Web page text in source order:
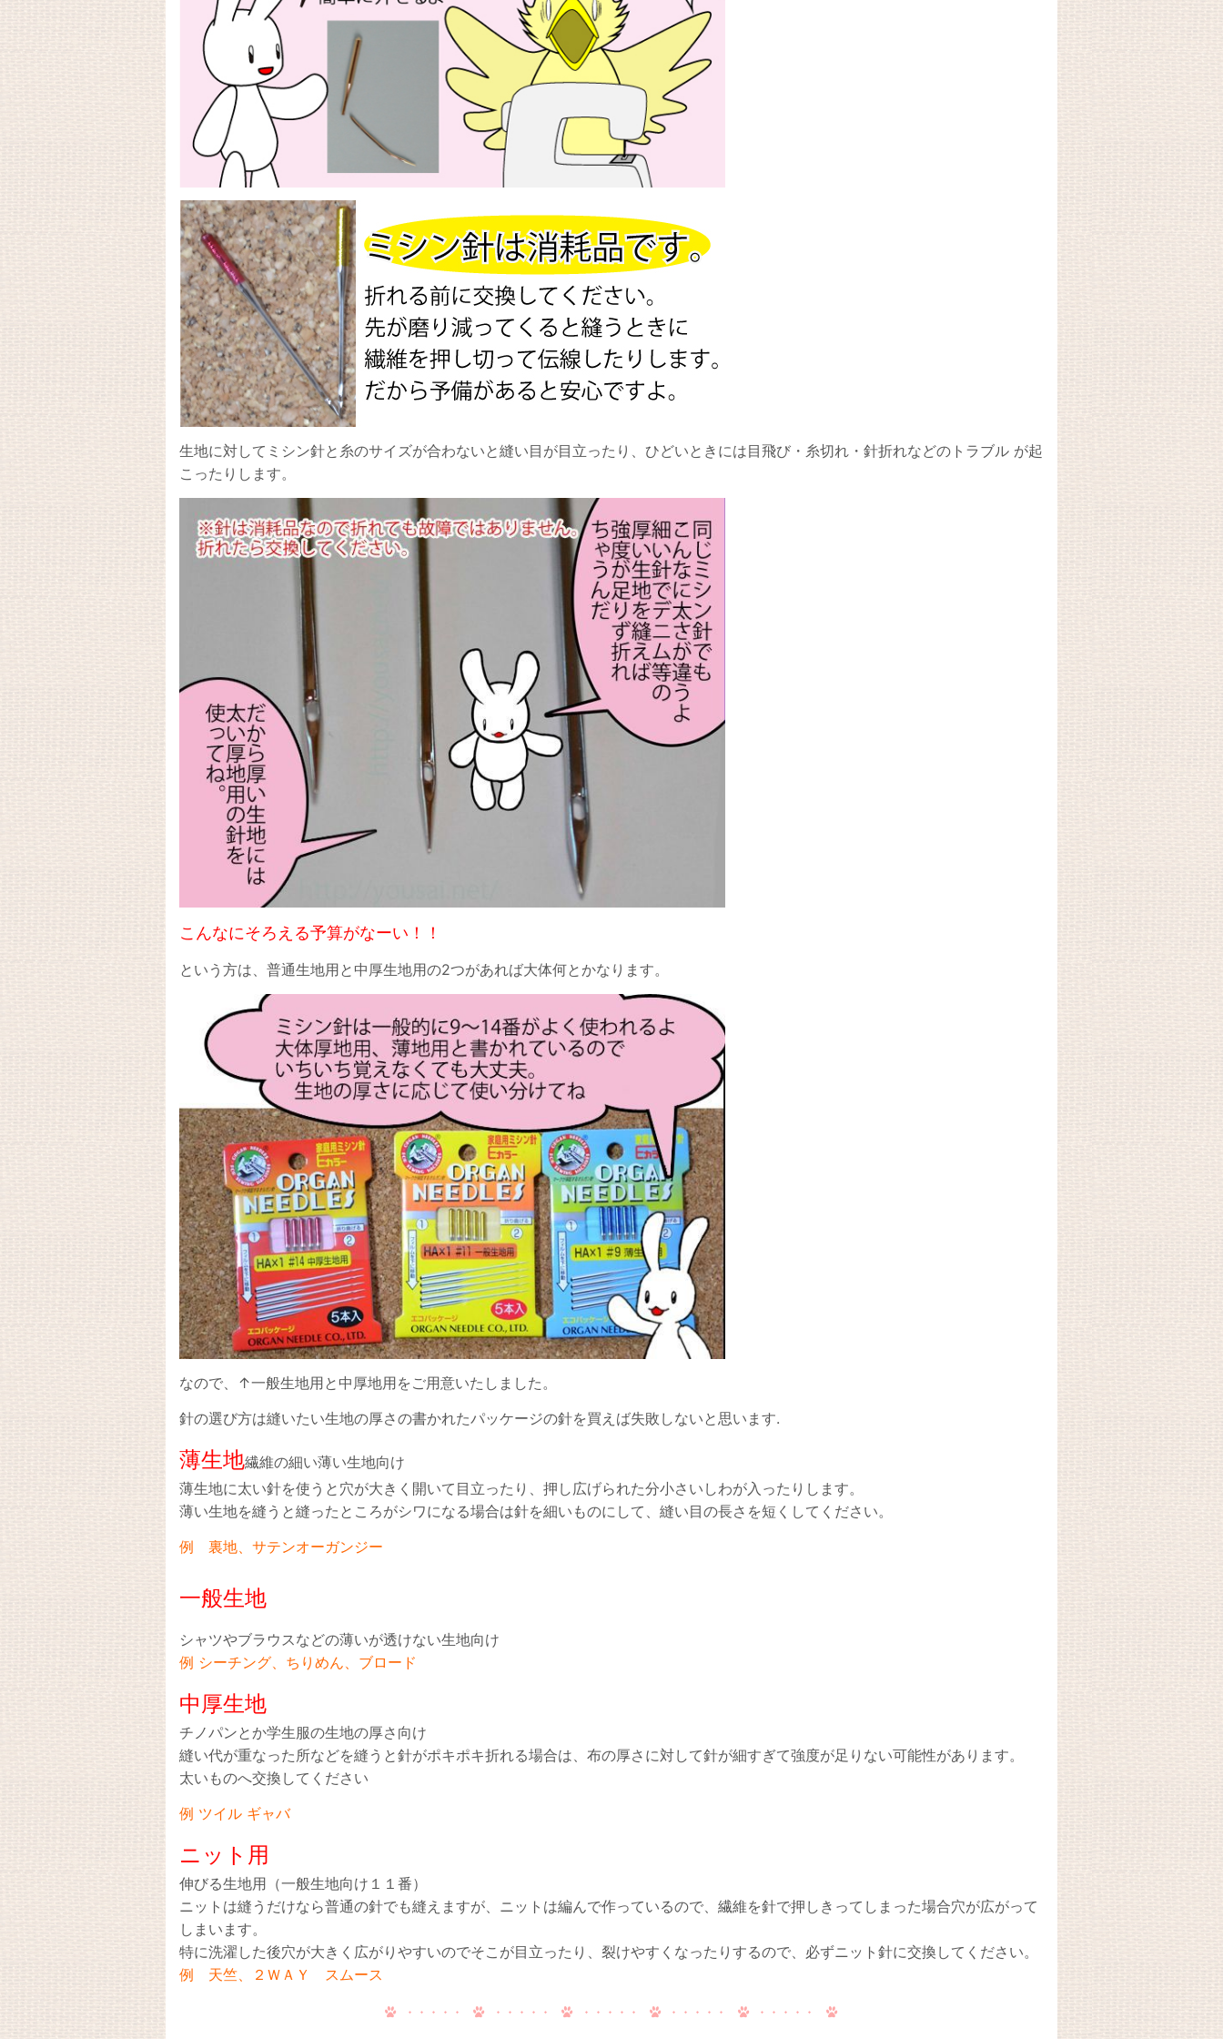
生地に対してミシン針と糸のサイズが合わないと縫い目が目立ったり、ひどいときには目飛び・糸切れ・針折れなどのトラブル が起
こったりします。
こんなにそろえる予算がなーい！！
という方は、普通生地用と中厚生地用の2つがあれば大体何とかなります。
なので、↑一般生地用と中厚地用をご用意いたしました。
針の選び方は縫いたい生地の厚さの書かれたパッケージの針を買えば失敗しないと思います.
薄生地繊維の細い薄い生地向け
薄生地に太い針を使うと穴が大きく開いて目立ったり、押し広げられた分小さいしわが入ったりします。
薄い生地を縫うと縫ったところがシワになる場合は針を細いものにして、縫い目の長さを短くしてください。
例 裏地、サテンオーガンジー
一般生地
シャツやブラウスなどの薄いが透けない生地向け
例 シーチング、ちりめん、ブロード
中厚生地
チノパンとか学生服の生地の厚さ向け
縫い代が重なった所などを縫うと針がポキポキ折れる場合は、布の厚さに対して針が細すぎて強度が足りない可能性があります。
太いものへ交換してください
例 ツイル ギャバ
ニット用
伸びる生地用（一般生地向け１１番）
ニットは縫うだけなら普通の針でも縫えますが、ニットは編んで作っているので、繊維を針で押しきってしまった場合穴が広がって
しまいます。
特に洗濯した後穴が大きく広がりやすいのでそこが目立ったり、裂けやすくなったりするので、必ずニット針に交換してください。
例 天竺、２ＷＡＹ スムース